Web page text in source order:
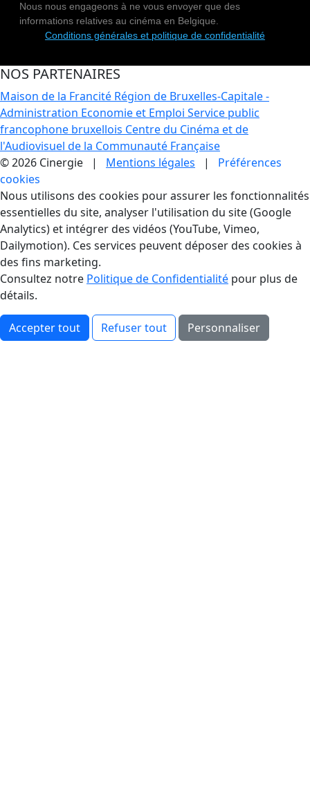
Nous nous engageons à ne vous envoyer que des
informations relatives au cinéma en Belgique.
Conditions générales et politique de confidentialité
NOS PARTENAIRES
Maison de la Francité Région de Bruxelles-Capitale -
Administration Economie et Emploi Service public
francophone bruxellois Centre du Cinéma et de
l'Audiovisuel de la Communauté Française
© 2026 Cinergie | Mentions légales | Préférences
cookies
Gestion des Cookies
Nous utilisons des cookies pour assurer les fonctionnalités
essentielles du site, analyser l'utilisation du site (Google
Analytics) et intégrer des vidéos (YouTube, Vimeo,
Dailymotion). Ces services peuvent déposer des cookies à
des fins marketing.
Consultez notre Politique de Confidentialité pour plus de
détails.
Accepter tout Refuser tout Personnaliser